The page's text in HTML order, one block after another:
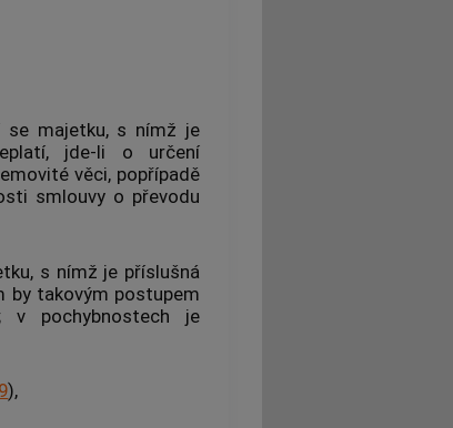
majetku, s nímž je
jde-li o určení
věci, popřípadě
smlouvy o převodu
s nímž je příslušná
by takovým postupem
v pochybnostech je
),